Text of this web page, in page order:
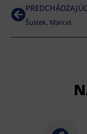
Šustek, Marcel